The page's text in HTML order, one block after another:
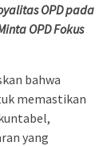
OPD pada
OPD Fokus
bahwa
memastikan
yang